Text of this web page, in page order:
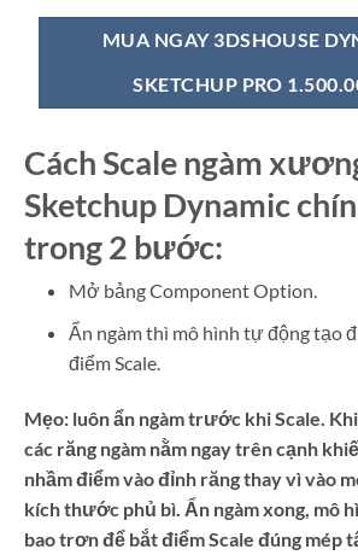
MUA NGAY 3DSHOUSE
SKETCHUP PRO
Cách Scale ngàm
Sketchup Dynamic
trong 2 bước:
Mở bảng Component Option.
Ẩn ngàm thì mô hình tự động tạo
điểm Scale.
Mẹo: luôn ẩn ngàm trước khi Scale. Khi
các răng ngàm nằm ngay trên cạnh
nhầm điểm vào đỉnh răng thay vì vào
kích thước phủ bì. Ẩn ngàm xong, mô
bao trơn để bắt điểm Scale đúng mép